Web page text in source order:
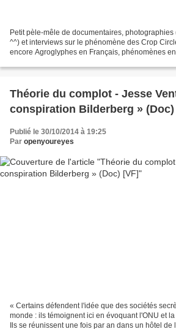
Petit pèle-mêle de documentaires,
^^) et interviews sur le phénomène des Crop
encore Agroglyphes en Français, phénomènes
Théorie du complot - Jesse
conspiration Bilderberg » (Doc)
Publié le 30/10/2014 à 19:25
Par openyoureyes
« Certains défendent l'idée que des sociétés
monde : ils témoignent ici en évoquant l'ONU et
Ils se réunissent une fois par an dans un hôtel de